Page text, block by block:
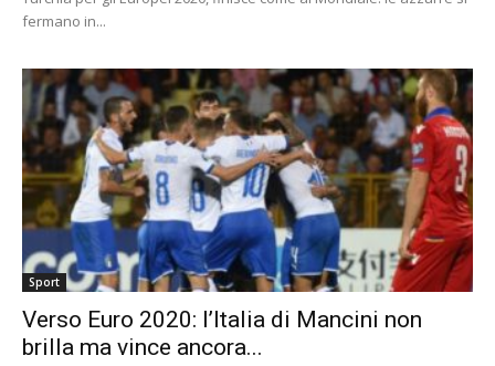
fermano in...
Sport
Verso Euro 2020: l’Italia di Mancini non
brilla ma vince ancora...